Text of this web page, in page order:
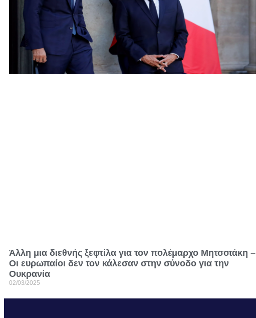
Άλλη μια διεθνής ξεφτίλα για τον πολέμαρχο Μητσοτάκη –
Οι ευρωπαίοι δεν τον κάλεσαν στην σύνοδο για την
Ουκρανία
02/03/2025